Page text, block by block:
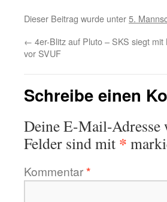
Dieser Beitrag wurde unter5.
← 4er-Blitz auf Pluto – SKS siegt mit
vor SVUF
Schreibe einen
Deine E-Mail-
Felder sind mit *
Kommentar*